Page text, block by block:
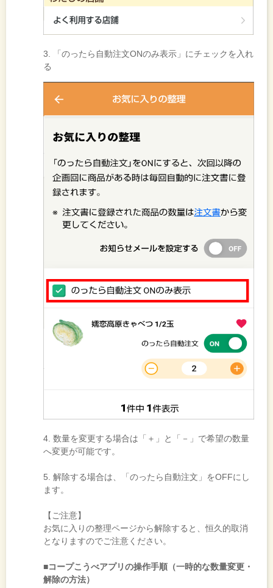
3. 「のったら自動注文ONのみ表示」にチェックを入れ
る
4. 数量を変更する場合は「＋」と「－」で希望の数量
へ変更が可能です。
5. 解除する場合は、「のったら自動注文」をOFFにし
ます。
【ご注意】
お気に入りの整理ページから解除すると、恒久的取消
となりますのでご注意ください。
■コープこうべアプリの操作手順（一時的な数量変更・
解除の方法）